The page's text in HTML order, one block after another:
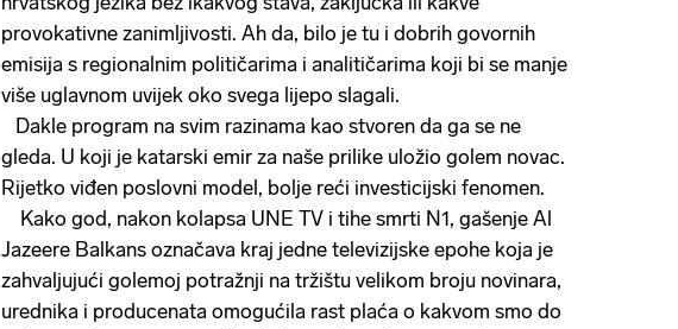
provokativne zanimljivosti. Ah da, bilo je tu i dobrih govornih
emisija s regionalnim političarima i analitičarima koji bi se manje
više uglavnom uvijek oko svega lijepo slagali.
Dakle program na svim razinama kao stvoren da ga se ne
gleda. U koji je katarski emir za naše prilike uložio golem novac.
Rijetko viđen poslovni model, bolje reći investicijski fenomen.
Kako god, nakon kolapsa UNE TV i tihe smrti N1, gašenje Al
Jazeere Balkans označava kraj jedne televizijske epohe koja je
zahvaljujući golemoj potražnji na tržištu velikom broju novinara,
urednika i producenata omogućila rast plaća o kakvom smo do